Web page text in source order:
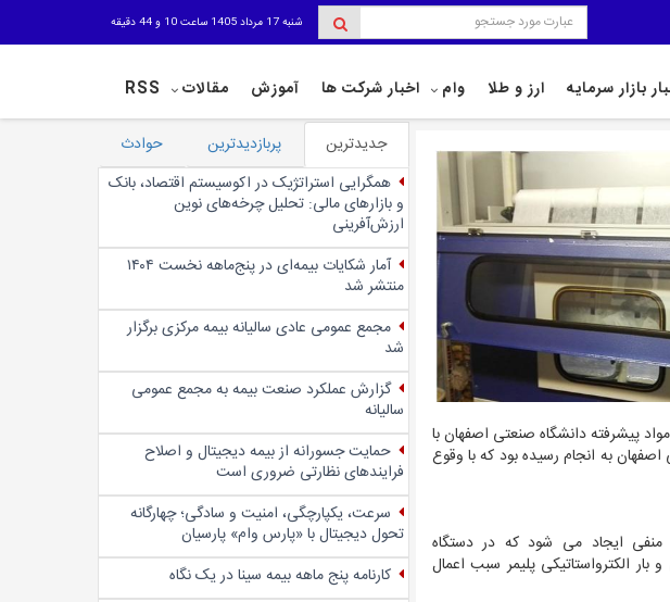
شنبه 17 مرداد 1405 ساعت 10 و 44 دقیقه
بازار سرمایه ارز و طلا وام اخبار شرکت ها آموزش مقالات RSS
پیشرفته دانشگاه صنعتی اصفهان با
به انجام رسیده بود که با وقوع
کیلو ولتی میان دو قطب مثبت و منفی ایجاد می شود که در دستگاه
الکترواستاتیکی پلیمر سبب اعمال
جدیدترین پربازدیدترین
حوادث
همگرایی استراتژیک در اکوسیستم اقتصاد، بانک
و بازارهای مالی: تحلیل چرخه‌های نوین
ارزش‌آفرینی
آمار شکایات بیمه‌ای در پنج‌‌ماهه نخست ۱۴۰۴
منتشر شد
مجمع عمومی عادی سالیانه بیمه مرکزی برگزار
شد
گزارش عملکرد صنعت بیمه به مجمع عمومی
سالیانه
حمایت جسورانه از بیمه دیجیتال و اصلاح
فرایندهای نظارتی ضروری است
سرعت، یکپارچگی، امنیت و سادگی؛ چهار‌گانه
تحول دیجیتال با «پارس وام» پارسیان
کارنامه پنج ماهه بیمه سینا در یک نگاه